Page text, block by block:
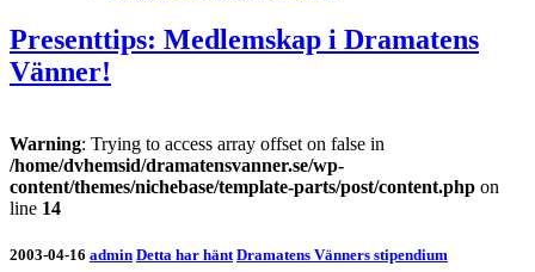
Presenttips: Medlemskap i Dramatens
Vänner!
Warning: Trying to access array offset on false in
/home/dvhemsid/dramatensvanner.se/wp-
content/themes/nichebase/template-parts/post/content.php on
line 14
2003-04-16 admin Detta har hänt Dramatens Vänners stipendium